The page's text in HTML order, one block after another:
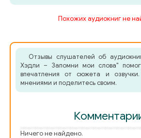
Похожих аудиокниг не
Отзывы слушателей об
Хэдли – Запомни мои слова"
впечатления от сюжета и
мнениями и поделитесь своим.
Ничего не найдено.